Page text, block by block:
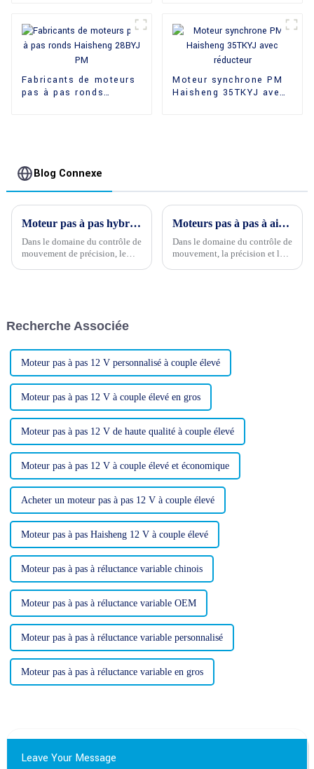
Fabricants de moteurs
pas à pas ronds
Moteur synchrone PM
Haisheng 35TKYJ avec
Blog Connexe
Moteur pas à pas hybride ou moteur pas à pas : lequel est le meilleur pour votre projet ?
Dans le domaine du contrôle de
mouvement de précision, le
hybrides et les moteurs pas à
Moteurs pas à pas à aimant permanent ou hybrides : explorer le monde du contrôle de précision
Dans le domaine du contrôle de
mouvement, la précision et la
Recherche Associée
Moteur pas à pas 12 V personnalisé à couple élevé
Moteur pas à pas 12 V à couple élevé en gros
Moteur pas à pas 12 V de haute qualité à couple élevé
Moteur pas à pas 12 V à couple élevé et économique
Acheter un moteur pas à pas 12 V à couple élevé
Moteur pas à pas Haisheng 12 V à couple élevé
Moteur pas à pas à réluctance variable chinois
Moteur pas à pas à réluctance variable OEM
Moteur pas à pas à réluctance variable personnalisé
Moteur pas à pas à réluctance variable en gros
Leave Your Message